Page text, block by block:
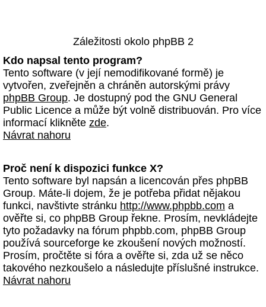
Záležitosti okolo phpBB 2
Kdo napsal tento program?
Tento software (v její nemodifikované formě) je
vytvořen, zveřejněn a chráněn autorskými právy
phpBB Group. Je dostupný pod the GNU General
Public Licence a může být volně distribuován. Pro více
informací klikněte zde.
Návrat nahoru
Proč není k dispozici funkce X?
Tento software byl napsán a licencován přes phpBB
Group. Máte-li dojem, že je potřeba přidat nějakou
funkci, navštivte stránku http://www.phpbb.com a
ověřte si, co phpBB Group řekne. Prosím, nevkládejte
tyto požadavky na fórum phpbb.com, phpBB Group
používá sourceforge ke zkoušení nových možností.
Prosím, pročtěte si fóra a ověřte si, zda už se něco
takového nezkoušelo a následujte příslušné instrukce.
Návrat nahoru